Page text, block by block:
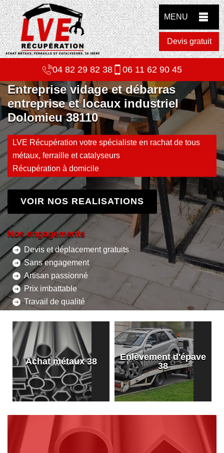
MENU
Devis gratuit
04 82 29 82 38 06 11 62 90 45
Entreprise vidage et débarras
entreprise et locaux industriel
Dolomieu 38110
LVE Récupération votre spécialiste en rachat de tous
métaux, ferraille et catalyseurs
Récupération à domicile
VOIR NOS REALISATIONS
Nos engagements
Devis et déplacement gratuits
Sans engagement
Artisan passionné
Prix imbattable
Travail de qualité
Achat métaux 38
Enlèvement d'épave
38